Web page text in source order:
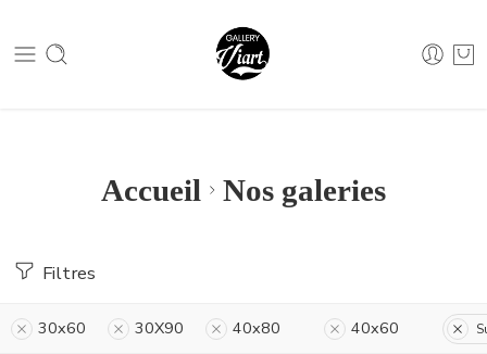
04 79 05 07 62
Accueil Nos galeries
Filtres
30x60 30X90 40x80 40x60